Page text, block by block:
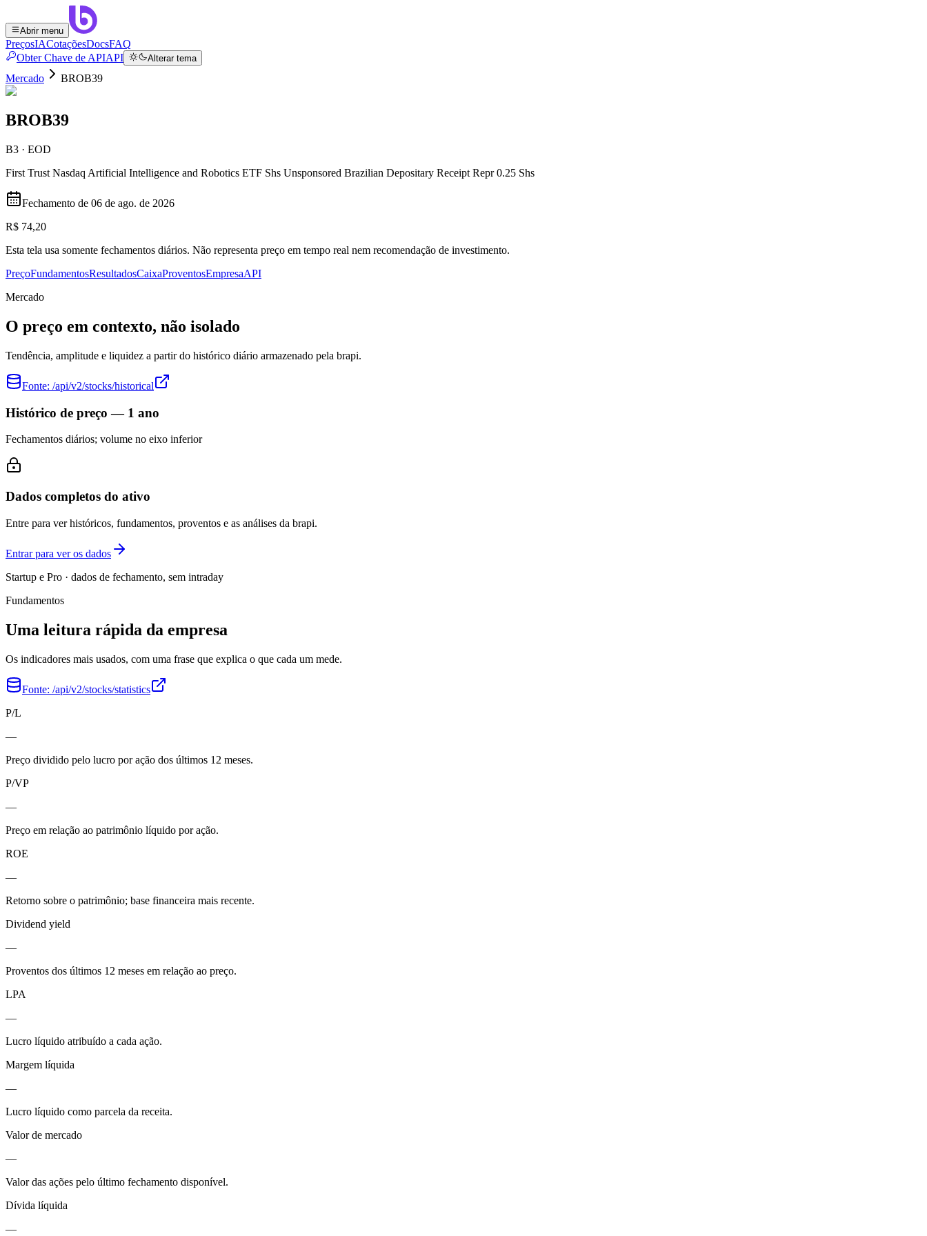
Abrir menu
PreçosIACotaçõesDocsFAQ
Obter Chave de APIAPI Alterar tema
Mercado BROB39
BROB39
B3 · EOD
First Trust Nasdaq Artificial Intelligence and Robotics ETF Shs Unsponsored Brazilian Depositary Receipt Repr 0.25 Shs
Fechamento de 06 de ago. de 2026
R$ 74,20
Esta tela usa somente fechamentos diários. Não representa preço em tempo real nem recomendação de investimento.
PreçoFundamentosResultadosCaixaProventosEmpresaAPI
Mercado
O preço em contexto, não isolado
Tendência, amplitude e liquidez a partir do histórico diário armazenado pela brapi.
Fonte: /api/v2/stocks/historical
Histórico de preço — 1 ano
Fechamentos diários; volume no eixo inferior
Dados completos do ativo
Entre para ver históricos, fundamentos, proventos e as análises da brapi.
Entrar para ver os dados
Startup e Pro · dados de fechamento, sem intraday
Fundamentos
Uma leitura rápida da empresa
Os indicadores mais usados, com uma frase que explica o que cada um mede.
Fonte: /api/v2/stocks/statistics
P/L
—
Preço dividido pelo lucro por ação dos últimos 12 meses.
P/VP
—
Preço em relação ao patrimônio líquido por ação.
ROE
—
Retorno sobre o patrimônio; base financeira mais recente.
Dividend yield
—
Proventos dos últimos 12 meses em relação ao preço.
LPA
—
Lucro líquido atribuído a cada ação.
Margem líquida
—
Lucro líquido como parcela da receita.
Valor de mercado
—
Valor das ações pelo último fechamento disponível.
Dívida líquida
—